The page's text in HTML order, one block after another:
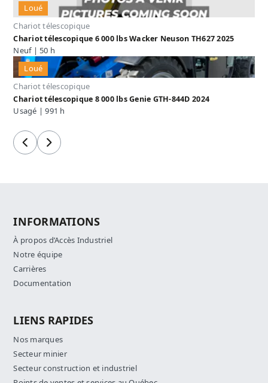
Loué
Chariot télescopique
Chariot télescopique 6 000 lbs Wacker Neuson TH627 2025
Neuf | 50 h
Loué
Chariot télescopique
Chariot télescopique 8 000 lbs Genie GTH-844D 2024
Usagé | 991 h
PrécédentSuivant
INFORMATIONS
À propos d’Accès Industriel
Notre équipe
Carrières
Documentation
LIENS RAPIDES
Nos marques
Secteur minier
Secteur construction et industriel